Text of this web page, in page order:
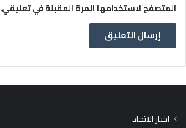
المتصفح لاستخدامها المرة المقبلة في تعليقي.
اخبار الاتحاد